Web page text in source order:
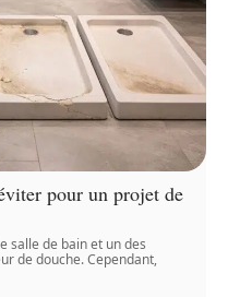
pour un projet de
salle de bain et un des
de douche. Cependant,